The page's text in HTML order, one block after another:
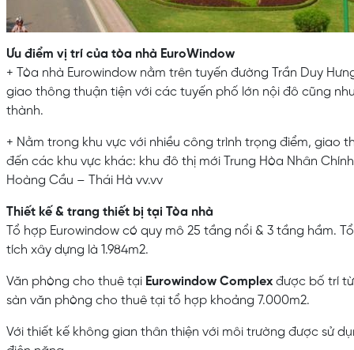
Ưu điểm vị trí của tòa nhà EuroWindow
+ Tòa nhà Eurowindow nằm trên tuyến đường Trần Duy
giao thông thuận tiện với các tuyến phố lớn nội đô cũng
thành.
+ Nằm trong khu vực với nhiều công trình trọng điểm, giao
đến các khu vực khác: khu đô thị mới Trung Hòa Nhân
Hoàng Cầu – Thái Hà vv.vv
Thiết kế & trang thiết bị tại Tòa nhà
Tổ hợp Eurowindow có quy mô 25 tầng nổi & 3 tầng hầm.
tích xây dựng là 1.984m2.
Văn phòng cho thuê tạiEurowindow Complexđược bố trí từ
sàn văn phòng cho thuê tại tổ hợp khoảng 7.000m2.
Với thiết kế không gian thân thiện với môi trường được sử